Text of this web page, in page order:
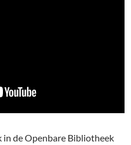
in de Openbare Bibliotheek